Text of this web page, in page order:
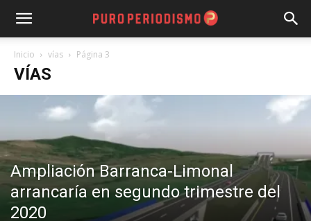
Inicio vías Página 3
VÍAS
Ampliación Barranca-Limonal
arrancaría en segundo trimestre del
2020